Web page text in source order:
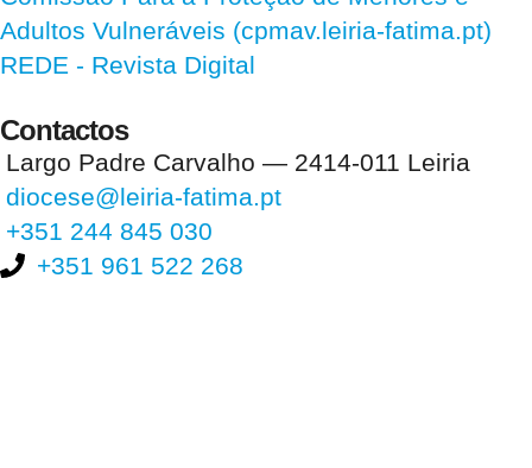
Adultos Vulneráveis (cpmav.leiria-fatima.pt)
REDE - Revista Digital
Contactos
Largo Padre Carvalho — 2414-011 Leiria
diocese@leiria-fatima.pt
+351 244 845 030
+351 961 522 268